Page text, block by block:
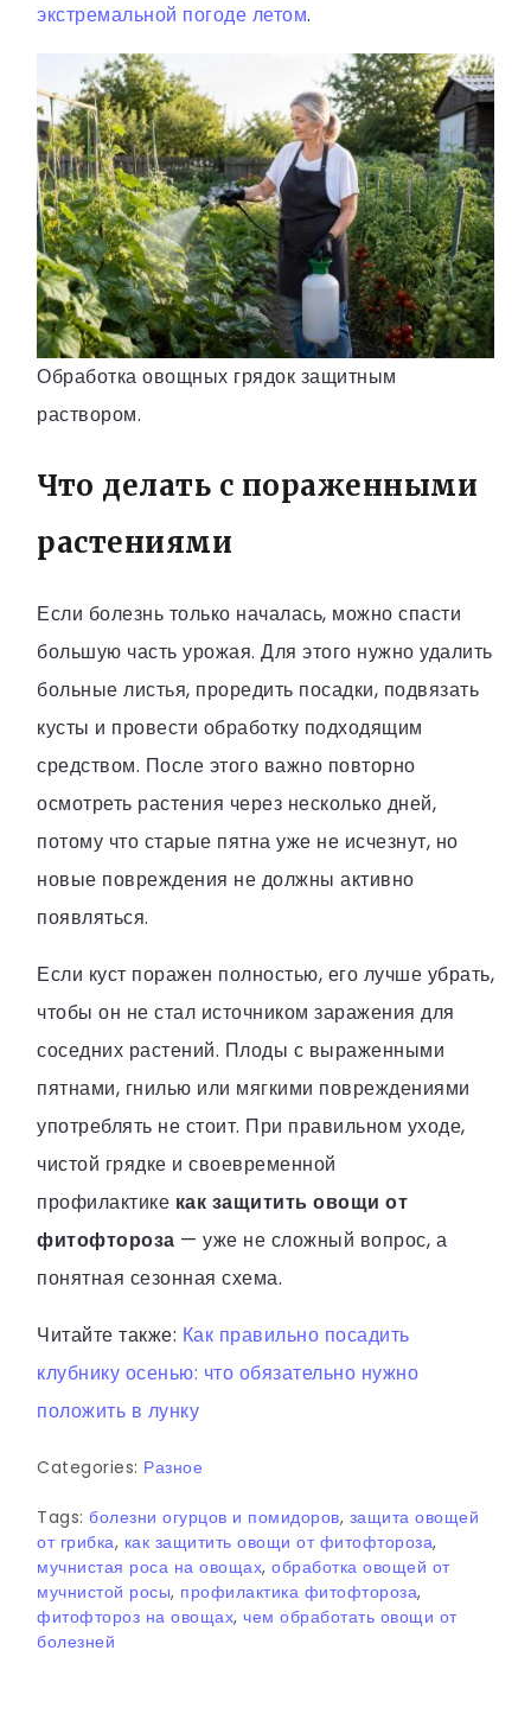
экстремальной погоде летом.
Обработка овощных грядок защитным
раствором.
Что делать с пораженными
растениями
Если болезнь только началась, можно спасти
большую часть урожая. Для этого нужно удалить
больные листья, проредить посадки, подвязать
кусты и провести обработку подходящим
средством. После этого важно повторно
осмотреть растения через несколько дней,
потому что старые пятна уже не исчезнут, но
новые повреждения не должны активно
появляться.
Если куст поражен полностью, его лучше убрать,
чтобы он не стал источником заражения для
соседних растений. Плоды с выраженными
пятнами, гнилью или мягкими повреждениями
употреблять не стоит. При правильном уходе,
чистой грядке и своевременной
профилактике как защитить овощи от
фитофтороза — уже не сложный вопрос, а
понятная сезонная схема.
Читайте также: Как правильно посадить
клубнику осенью: что обязательно нужно
положить в лунку
Categories: Разное
Tags: болезни огурцов и помидоров, защита овощей
от грибка, как защитить овощи от фитофтороза,
мучнистая роса на овощах, обработка овощей от
мучнистой росы, профилактика фитофтороза,
фитофтороз на овощах, чем обработать овощи от
болезней